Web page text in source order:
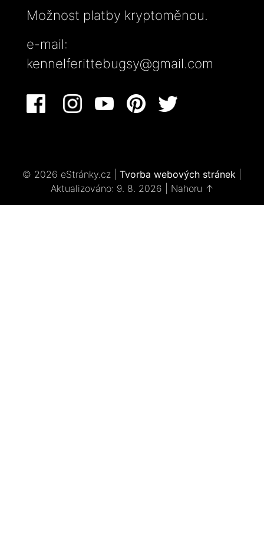
Možnost platby kryptoměnou.
e-mail:
kennelferittebugsy@gmail.com
© 2026 eStránky.cz Tvorba webových stránek
Aktualizováno: 9. 8. 2026
Nahoru ↑